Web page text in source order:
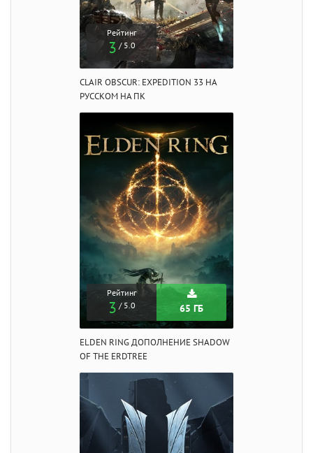
Рейтинг
3 / 5.0
CLAIR OBSCUR: EXPEDITION 33 НА
РУССКОМ НА ПК
Рейтинг
3 / 5.0 65 ГБ
ELDEN RING ДОПОЛНЕНИЕ SHADOW
OF THE ERDTREE